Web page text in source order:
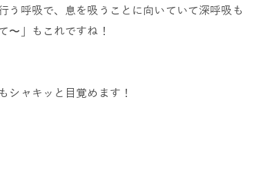
う呼吸で、息を吸うことに向いていて深呼吸も
〜」もこれですね！
シャキッと目覚めます！